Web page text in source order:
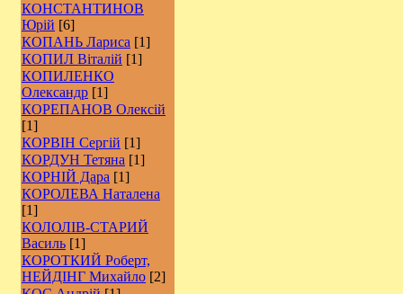
КОНСТАНТИНОВ
Юрій [6]
КОПАНЬ Лариса [1]
КОПИЛ Віталій [1]
КОПИЛЕНКО
Олександр [1]
КОРЕПАНОВ Олексій
[1]
КОРВІН Сергій [1]
КОРДУН Тетяна [1]
КОРНІЙ Дара [1]
КОРОЛЕВА Наталена
[1]
КОЛОЛІВ-СТАРИЙ
Василь [1]
КОРОТКИЙ Роберт,
НЕЙДІНГ Михайло [2]